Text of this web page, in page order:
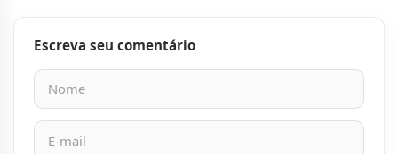
Escreva seu comentário
Nome
E-mail